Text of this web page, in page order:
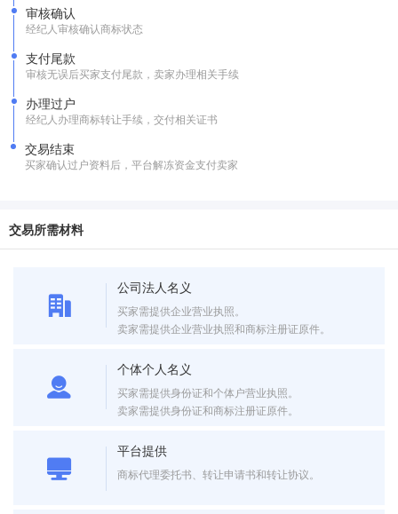
审核确认
经纪人审核确认商标状态
支付尾款
审核无误后买家支付尾款，卖家办理相关手续
办理过户
经纪人办理商标转让手续，交付相关证书
交易结束
买家确认过户资料后，平台解冻资金支付卖家
交易所需材料
公司法人名义
买家需提供企业营业执照。
卖家需提供企业营业执照和商标注册证原件。
个体个人名义
买家需提供身份证和个体户营业执照。
卖家需提供身份证和商标注册证原件。
平台提供
商标代理委托书、转让申请书和转让协议。